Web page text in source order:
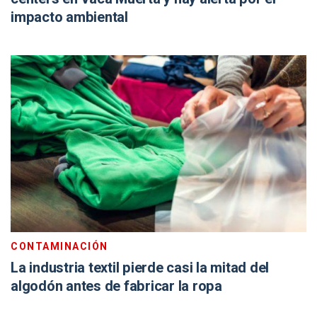
impacto ambiental
CONTAMINACIÓN
La industria textil pierde casi la mitad del
algodón antes de fabricar la ropa